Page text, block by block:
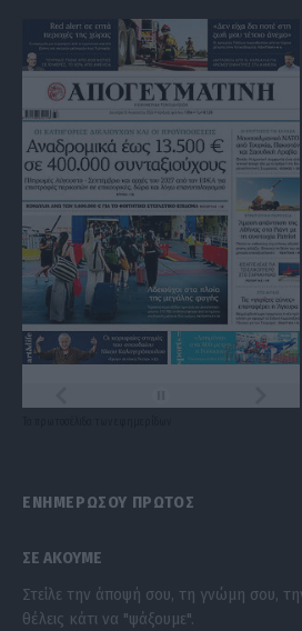
ΕΝΗΜΕΡΩΣΟΥ ΠΡΩΤΟΣ
ΣΕ ΑΚΟΥΜΕ
Στείλε την άποψή σου, τη γνώμη σου,
θέλεις κάτι να "ψάξουμε".